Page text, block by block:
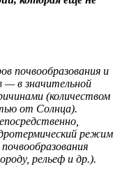
почвообразования и
— в значительной
(количеством
от Солнца).
режим
рельеф и др.).